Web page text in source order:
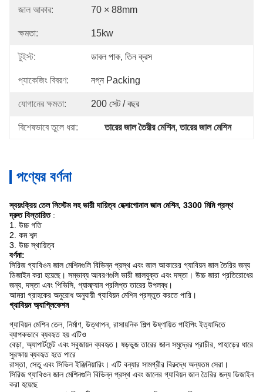
জাল আকার: 70 × 88mm
ক্ষমতা: 15kw
টুইস্ট: ডাবল পাক, তিন ক্রস
প্যাকেজিং বিবরণ: নগ্ন Packing
যোগানের ক্ষমতা: 200 সেট / বছর
বিশেষভাবে তুলে ধরা: তারের জাল তৈরীর মেশিন, তারের জাল মেশিন
পণ্যের বর্ণনা
স্বয়ংক্রিয় তেল সিস্টেম সহ ভারী দায়িত্ব হেক্সাগোনাল জাল মেশিন, 3300 মিমি প্রস্থ
দ্রুত বিস্তারিত:
1. উচ্চ গতি
2. কম শব্দ
3. উচ্চ স্থায়িত্ব
বর্ণনা:
সিরিজ গ্যাবিওন জাল মেশিনগুলি বিভিন্ন প্রস্থ এবং জাল আকারের গ্যাবিয়ন জাল তৈরির জন্য
ডিজাইন করা হয়েছে। সম্ভাব্য আবরণগুলি ভারী জালযুক্ত এবং দস্তা। উচ্চ জারা প্রতিরোধের
জন্য, দস্তা এবং পিভিসি, গ্যাল্ফ্যান প্রলিপ্ত তারের উপলব্ধ।
আমরা গ্রাহকের অনুরোধ অনুযায়ী গ্যাবিয়ন মেশিন প্রস্তুত করতে পারি।
গ্যাবিয়ন অ্যাপ্লিকেশন
গ্যাবিয়ন মেশিন তেল, নির্মাণ, উত্থাপন, রাসায়নিক শিল্প উষ্ণায়িত পাইপিং ইত্যাদিতে
ব্যাপকভাবে ব্যবহৃত হয় এটিও
বেড়া, অ্যাপার্টমেন্ট এবং সবুজায়ন ব্যবহৃত। ষড়ভুজ তারের জাল সমুদ্রের প্রাচীর, পাহাড়ের ধারে
সুরক্ষায় ব্যবহৃত হতে পারে
রাস্তা, সেতু এবং সিভিল ইঞ্জিনিয়ারিং। এটি বন্যার সামগ্রীর বিরুদ্ধে অন্যতম সেরা।
সিরিজ গ্যাবিওন জাল মেশিনগুলি বিভিন্ন প্রস্থ এবং জালের গ্যাবিয়ন জাল তৈরির জন্য ডিজাইন
করা হয়েছে